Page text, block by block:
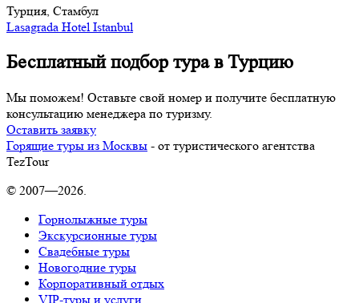
Турция, Стамбул
Lasagrada Hotel Istanbul
Бесплатный подбор тура в Турцию
Мы поможем! Оставьте свой номер и получите бесплатную
консультацию менеджера по туризму.
Оставить заявку
Горящие туры из Москвы - от туристического агентства
TezTour
© 2007—2026.
Горнолыжные туры
Экскурсионные туры
Свадебные туры
Новогодние туры
Корпоративный отдых
VIP-туры и услуги